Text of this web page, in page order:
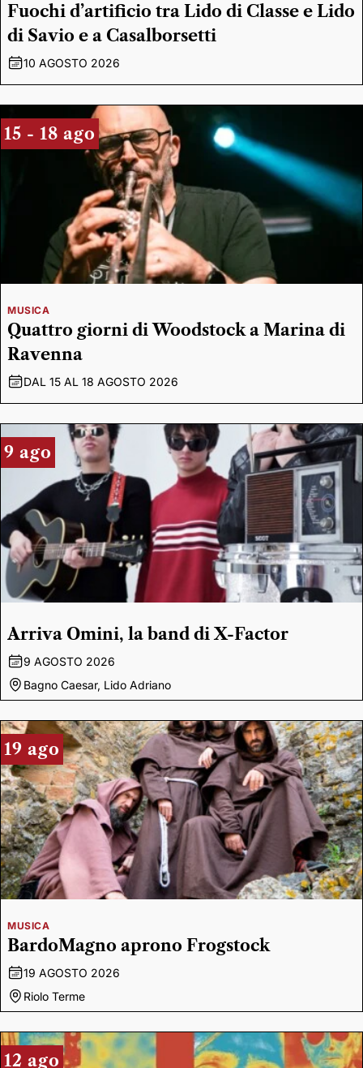
Fuochi d’artificio tra Lido di Classe e Lido
di Savio e a Casalborsetti
10 AGOSTO 2026
15 - 18 ago
MUSICA
Quattro giorni di Woodstock a Marina di
Ravenna
DAL 15 AL 18 AGOSTO 2026
9 ago
Arriva Omini, la band di X-Factor
9 AGOSTO 2026
Bagno Caesar, Lido Adriano
19 ago
MUSICA
BardoMagno aprono Frogstock
19 AGOSTO 2026
Riolo Terme
12 ago